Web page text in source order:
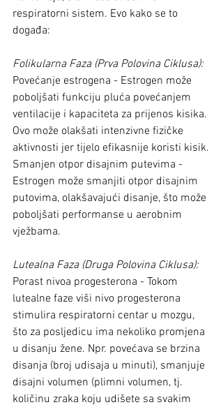
respiratorni sistem. Evo kako se to
događa:
Folikularna Faza (Prva Polovina Ciklusa):
Povećanje estrogena - Estrogen može
poboljšati funkciju pluća povećanjem
ventilacije i kapaciteta za prijenos kisika.
Ovo može olakšati intenzivne fizičke
aktivnosti jer tijelo efikasnije koristi kisik.
Smanjen otpor disajnim putevima -
Estrogen može smanjiti otpor disajnim
putovima, olakšavajući disanje, što može
poboljšati performanse u aerobnim
vježbama.
Lutealna Faza (Druga Polovina Ciklusa):
Porast nivoa progesterona - Tokom
lutealne faze viši nivo progesterona
stimulira respiratorni centar u mozgu,
što za posljedicu ima nekoliko promjena
u disanju žene. Npr. povećava se brzina
disanja (broj udisaja u minuti), smanjuje
disajni volumen (plimni volumen, tj.
količinu zraka koju udišete sa svakim